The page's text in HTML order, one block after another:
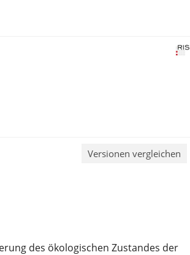
Versionen vergleichen
des ökologischen Zustandes der